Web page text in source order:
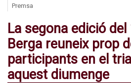
Premsa
La segona edició
Berga reuneix prop
participants en el
aquest diumenge